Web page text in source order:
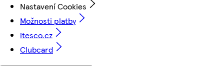
Nastavení Cookies
Možnosti platby
itesco.cz
Clubcard